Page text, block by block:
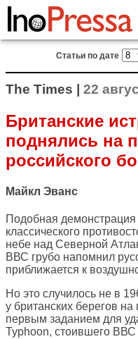
Статьи по дате
The Times | 22
Британские
поднялись на
российского
Майкл Эванс
Подобная
классического
небе над Северной
ВВС грубо напомнил
приближается к
Но это случилось не в
у британских берегов
первым заданием для
Typhoon, стоившего